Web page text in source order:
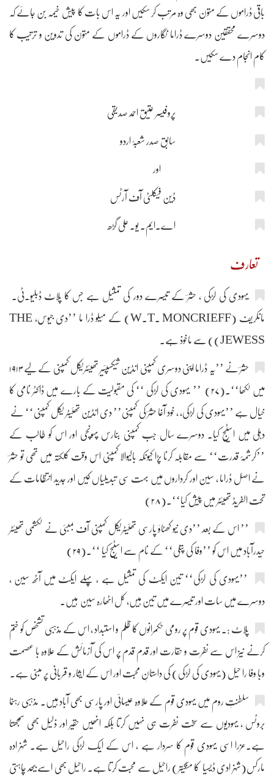
باقی ڈراموں کے متون بھی وہ مرتب کر سکیں اور یہ اس بات کا پیش خیمہ بن جائے کہ
دوسرے محققین دوسرے ڈراما نگاروں کے ڈراموں کے متون کی تدوین و ترتیب کا
کام انجام دے سکیں۔
پروفیسر عتیق احمد صدیقی
سابق صدر شعبۂ اردو
اور
ڈین فیکلٹی آف آرٹس
اے۔ایم۔ یو۔ علی گڑھ
تعارف
یہودی کی لڑکی ، حشرؔ کے تیسرے دور کی تمثیل ہے جس کا پلاٹ ڈبلیو۔ٹی۔
مانکریف (W.T. MONCRIEFF) کے میلو ڈرا ما ’’دی جیوس، THE
JEWESS)) سے ماخوذ ہے۔
حشرؔ نے ’’یہ ڈراما اپنی دوسری کمپنی انڈین شیکسپئیر تھیئٹریکل کمپنی کے لیے ۱۹۱۳
میں لکھا‘‘۔(۲۷) ’’ یہودی کی لڑکی ‘‘ کی مقبولیت کے بارے میں ڈاکٹر نامی کا
خیال ہے ’’یہودی کی لڑکی، ، خود آغا حشرؔ کی کمپنی’’ دی انڈین تھئیٹر یکل کمپنی‘‘ نے
دہلی میں اسٹیج کیا۔ دوسرے سال جب کمپنی بنارس پہونچی اور اس کو طالب کے
’’کرشمۂ قدرت‘‘ سے مقابلہ کرنا پڑا کیونکہ بالیوالا کمپنی اس وقت کلکتہ میں تھی تو حشرؔ
نے اصل ڈراما ، سین اور کرداروں میں بہت سی تبدیلیاں کیں اور جدید انتظامات کے
تحت الفریڈ تھیئٹر میں پیش کیا‘‘۔(۲۸)
’’ اس کے بعد ’’دی نیو کھٹاؤ پارسی تھئیٹریکل کمپنی آف بمبئی نے لکشمی تھیئٹر
حیدرآباد میں اس کو ’’وفا کی پتلی‘‘ کے نام سے اسٹیج کیا ‘‘۔(۲۹)
’’یہودی کی لڑکی‘‘ تین ایکٹ کی تمثیل ہے ، پہلے ایکٹ میں آٹھ سین ،
دوسرے میں سات اور تیسرے میں تین ہیں، کل اٹھارہ سین ہیں۔
پلاٹ :۔ یہودی قوم پر رومی حکمرانوں کا ظلم و استبداد ، اس کے مذہبی تشخص کو ختم
کرنے نیز اس سے نفرت و حقارت اور قدم قدم پر اس کی آزمائش کے علاوہ با عصمت
وبا وفا را حیل (یہودی کی لڑکی) کی داستانِ محبت اور اس کے ایثار و قربانی پر مبنی ہے۔
سلطنتِ روم میں یہودی قوم کے علاوہ عیسائی اور پارسی بھی آباد ہیں۔ مذہبی رہنما
بروٹس ، یہودیوں سے سخت نفرت ہی نہیں کرتا بلکہ انھیں حقیر اور ذلیل بھی سمجھتا
ہے۔عزرا اسی یہودی قوم کا سردار ہے ، اس کے ایک لڑکی راحیل ہے۔ شہزادہ
مارکس(شہزادی ڈیسیا کا منگیتر) راحیل سے محبت کرتا ہے۔ راحیل بھی اسے بیحد چاہتی